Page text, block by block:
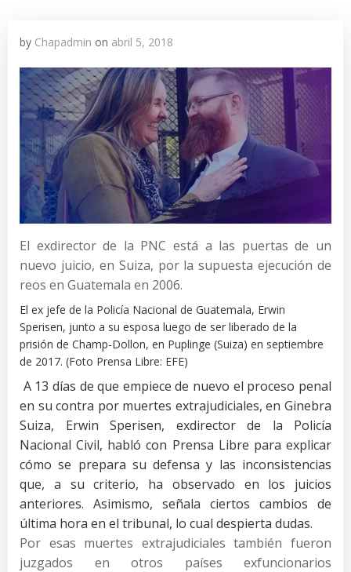
by Chapadmin on abril 5, 2018
El exdirector de la PNC está a las puertas de un
nuevo juicio, en Suiza, por la supuesta ejecución de
reos en Guatemala en 2006.
El ex jefe de la Policía Nacional de Guatemala, Erwin
Sperisen, junto a su esposa luego de ser liberado de la
prisión de Champ-Dollon, en Puplinge (Suiza) en septiembre
de 2017. (Foto Prensa Libre: EFE)
A 13 días de que empiece de nuevo el proceso penal
en su contra por muertes extrajudiciales, en Ginebra
Suiza, Erwin Sperisen, exdirector de la Policía
Nacional Civil, habló con Prensa Libre para explicar
cómo se prepara su defensa y las inconsistencias
que, a su criterio, ha observado en los juicios
anteriores. Asimismo, señala ciertos cambios de
última hora en el tribunal, lo cual despierta dudas.
Por esas muertes extrajudiciales también fueron
juzgados en otros países exfuncionarios